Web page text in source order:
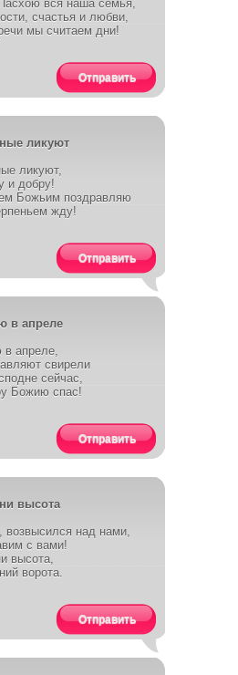
вся наша семья,
счастья и любви,
мы считаем дни!
Отправить
ликуют
ликуют,
и добру!
Божьим поздравляю
жду!
Отправить
в апреле
апреле,
свирели
сейчас,
Божию спас!
Отправить
высота
возвысился над нами,
с вами!
высота,
ворота.
Отправить